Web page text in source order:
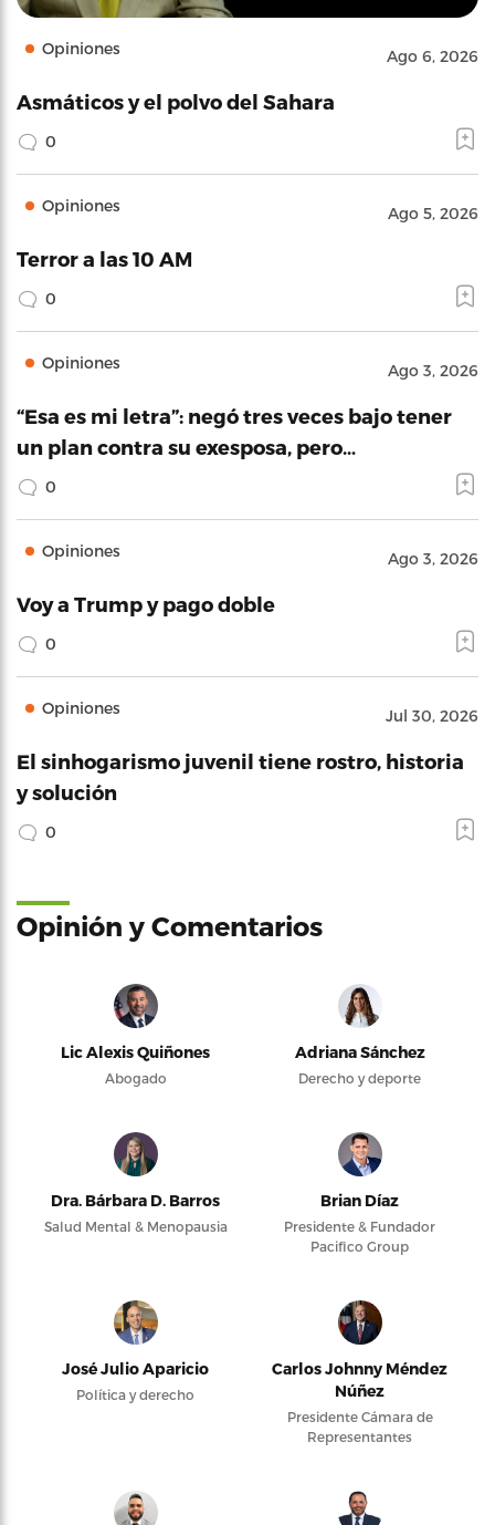
Opiniones Ago 6, 2026
Asmáticos y el polvo del Sahara
0
Opiniones Ago 5, 2026
Terror a las 10 AM
0
Opiniones Ago 3, 2026
“Esa es mi letra”: negó tres veces bajo tener
un plan contra su exesposa, pero…
0
Opiniones Ago 3, 2026
Voy a Trump y pago doble
0
Opiniones Jul 30, 2026
El sinhogarismo juvenil tiene rostro, historia
y solución
0
Opinión y Comentarios
Lic Alexis Quiñones
Abogado
Adriana Sánchez
Derecho y deporte
Dra. Bárbara D. Barros
Salud Mental & Menopausia
Brian Díaz
Presidente & Fundador
Pacifico Group
José Julio Aparicio
Política y derecho
Carlos Johnny Méndez
Núñez
Presidente Cámara de
Representantes